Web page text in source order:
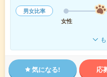
男女比率
女性
気になる! 応